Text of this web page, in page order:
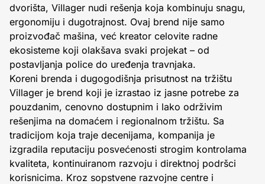
dvorišta, Villager nudi rešenja koja kombinuju snagu,
ergonomiju i dugotrajnost. Ovaj brend nije samo
proizvođač mašina, već kreator celovite radne
ekosisteme koji olakšava svaki projekat – od
postavljanja police do uređenja travnjaka.
Koreni brenda i dugogodišnja prisutnost na tržištu
Villager je brend koji je izrastao iz jasne potrebe za
pouzdanim, cenovno dostupnim i lako održivim
rešenjima na domaćem i regionalnom tržištu. Sa
tradicijom koja traje decenijama, kompanija je
izgradila reputaciju posvećenosti strogim kontrolama
kvaliteta, kontinuiranom razvoju i direktnoj podršci
korisnicima. Kroz sopstvene razvojne centre i